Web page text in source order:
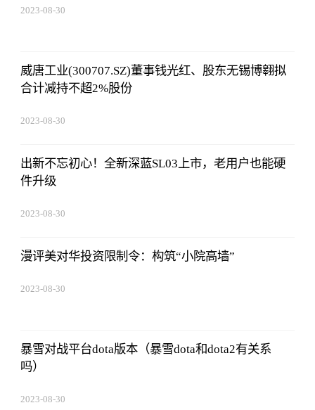
2023-08-30
威唐工业(300707.SZ)董事钱光红、股东无锡博翱拟
合计减持不超2%股份
2023-08-30
出新不忘初心！全新深蓝SL03上市，老用户也能硬
件升级
2023-08-30
漫评美对华投资限制令：构筑“小院高墙”
2023-08-30
暴雪对战平台dota版本（暴雪dota和dota2有关系
吗）
2023-08-30